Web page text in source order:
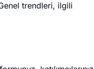
trendleri, ilgili